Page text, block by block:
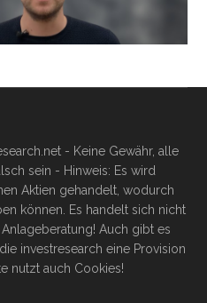
- Keine Gewähr, alle
sein - Hinweis: Es wird
Aktien gehandelt, wodurch
können. Es handelt sich nicht
Auch gibt es
investresearch eine Provision
nutzt auch Cookies!